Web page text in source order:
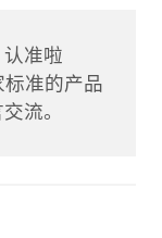
认准啦
准的产品
流。